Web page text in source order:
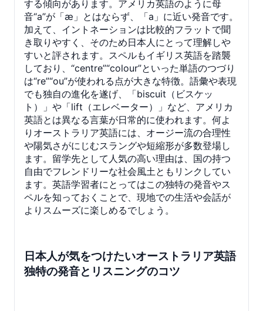
する傾向があります。アメリカ英語のように母
音“a”が「æ」とはならず、「a」に近い発音です。
加えて、イントネーションは比較的フラットで聞
き取りやすく、そのため日本人にとって理解しや
すいと評されます。スペルもイギリス英語を踏襲
しており、“centre”“colour”といった単語のつづり
は“re”“ou”が使われる点が大きな特徴。語彙や表現
でも独自の進化を遂げ、「biscuit（ビスケッ
ト）」や「lift（エレベーター）」など、アメリカ
英語とは異なる言葉が日常的に使われます。何よ
りオーストラリア英語には、オージー流の合理性
や陽気さがにじむスラングや短縮形が多数登場し
ます。留学先として人気の高い理由は、国の持つ
自由でフレンドリーな社会風土ともリンクしてい
ます。英語学習者にとってはこの独特の発音やス
ペルを知っておくことで、現地での生活や会話が
よりスムーズに楽しめるでしょう。
日本人が気をつけたいオーストラリア英語
独特の発音とリスニングのコツ